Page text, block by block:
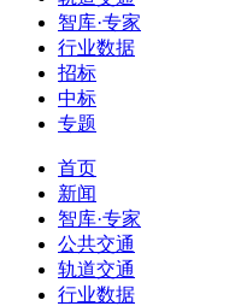
智库·专家
行业数据
招标
中标
专题
首页
新闻
智库·专家
公共交通
轨道交通
行业数据